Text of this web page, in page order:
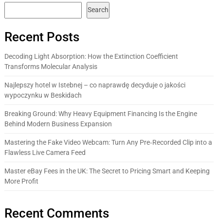
Search
Recent Posts
Decoding Light Absorption: How the Extinction Coefficient
Transforms Molecular Analysis
Najlepszy hotel w Istebnej – co naprawdę decyduje o jakości
wypoczynku w Beskidach
Breaking Ground: Why Heavy Equipment Financing Is the Engine
Behind Modern Business Expansion
Mastering the Fake Video Webcam: Turn Any Pre‑Recorded Clip into a
Flawless Live Camera Feed
Master eBay Fees in the UK: The Secret to Pricing Smart and Keeping
More Profit
Recent Comments